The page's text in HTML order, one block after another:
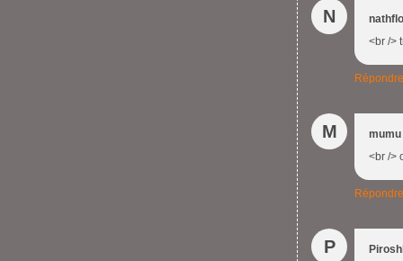
N
nathflo
<br />
Répondre
M
<br />
Répondre
P